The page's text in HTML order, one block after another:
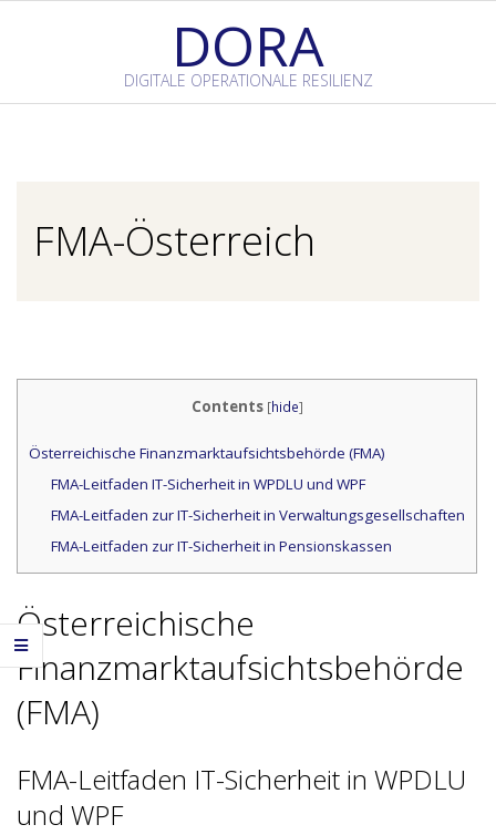
DORA
DIGITALE OPERATIONALE RESILIENZ
FMA-Österreich
Contents [hide]
Österreichische Finanzmarktaufsichtsbehörde (FMA)
FMA-Leitfaden IT-Sicherheit in WPDLU und WPF
FMA-Leitfaden zur IT-Sicherheit in Verwaltungsgesellschaften
FMA-Leitfaden zur IT-Sicherheit in Pensionskassen
Österreichische
Finanzmarktaufsichtsbehörde
(FMA)
FMA-Leitfaden IT-Sicherheit in WPDLU
und WPF